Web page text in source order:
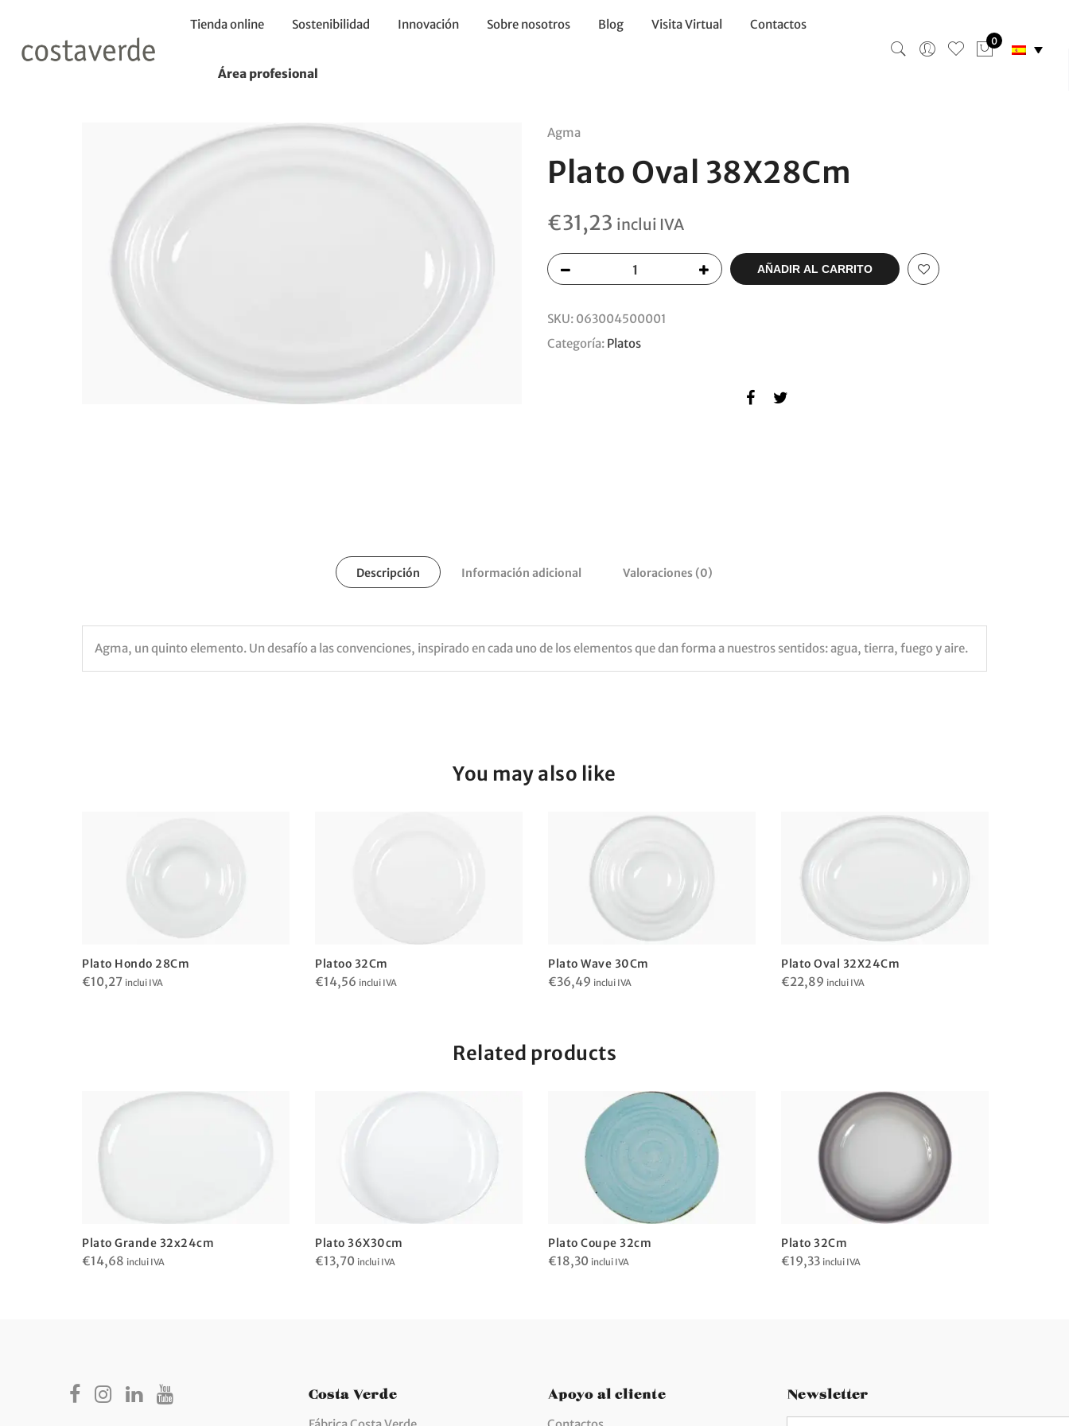
Tienda online Sostenibilidad Innovación Sobre nosotros Blog Visita Virtual Contactos
Área profesional
0
Agma
Plato Oval 38X28Cm
€31,23 inclui IVA
AÑADIR AL CARRITO
SKU: 063004500001
Categoría: Platos
Descripción Información adicional Valoraciones (0)
Agma, un quinto elemento. Un desafío a las convenciones, inspirado en cada uno de los elementos que dan forma a nuestros sentidos: agua, tierra, fuego y aire.
You may also like
Plato Hondo 28Cm
€10,27 inclui IVA
Platoo 32Cm
€14,56 inclui IVA
Plato Wave 30Cm
€36,49 inclui IVA
Plato Oval 32X24Cm
€22,89 inclui IVA
Related products
Plato Grande 32x24cm
€14,68 inclui IVA
Plato 36X30cm
€13,70 inclui IVA
Plato Coupe 32cm
€18,30 inclui IVA
Plato 32Cm
€19,33 inclui IVA
Costa Verde Apoyo al cliente Newsletter